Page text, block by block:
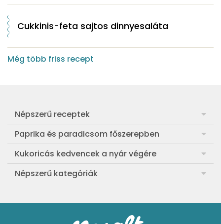
Cukkinis-feta sajtos dinnyesaláta
Még több friss recept
Népszerű receptek
Frankfurti leves
Egyszerű muffin
Aranygaluska
Egyszerű krumplifőzelék
Klasszikus madártej
Paprika és paradicsom főszerepben
Pan con Tomate
Paradicsom és paprika eltevése télre
Paradicsomos húsgombóc
Paradicsomos flat tart leveles tésztából
Kukoricás kedvencek a nyár végére
Legfinomabb főtt kukorica
Bang bang kukorica
Népszerű kategóriák